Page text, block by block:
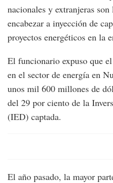
nacionales y extranjeras
encabezar a inyección de
proyectos energéticos en la
El funcionario expuso que
en el sector de energía en
unos mil 600 millones de
del 29 por ciento de la
(IED) captada.
El año pasado, la mayor